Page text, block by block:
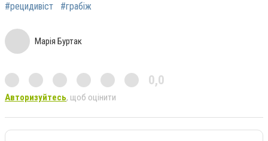
#рецидивіст #грабіж
Марія Буртак
0,0
Авторизуйтесь, щоб оцінити